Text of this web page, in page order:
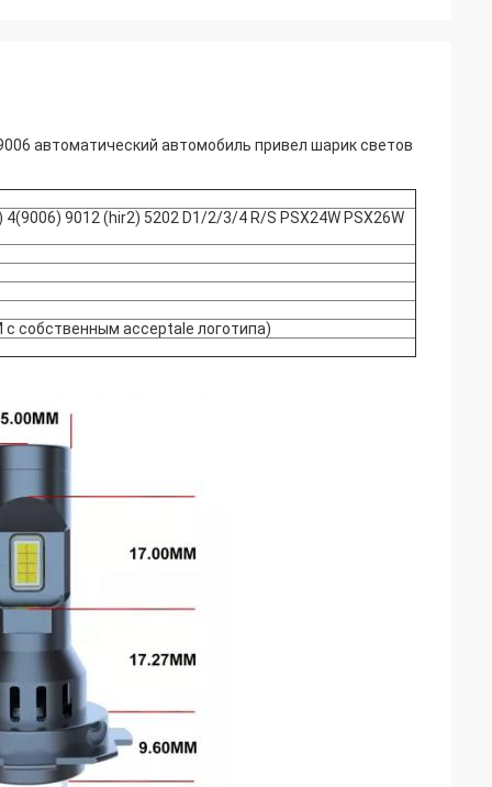
автоматический автомобиль привел шарик светов
4(9006) 9012 (hir2) 5202 D1/2/3/4 R/S PSX24W PSX26W
с собственным acceptale логотипа)